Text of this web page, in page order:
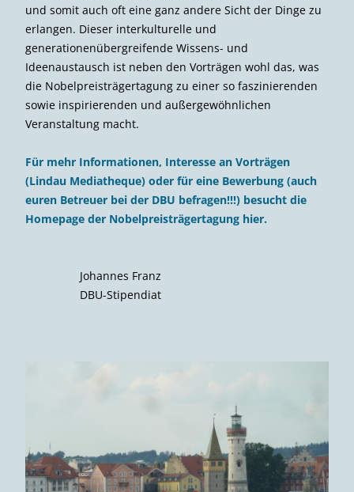
und somit auch oft eine ganz andere Sicht der Dinge zu
erlangen. Dieser interkulturelle und
generationenübergreifende Wissens- und
Ideenaustausch ist neben den Vorträgen wohl das, was
die Nobelpreisträgertagung zu einer so faszinierenden
sowie inspirierenden und außergewöhnlichen
Veranstaltung macht.
Für mehr Informationen, Interesse an Vorträgen
(Lindau Mediatheque) oder für eine Bewerbung (auch
euren Betreuer bei der DBU befragen!!!) besucht die
Homepage der Nobelpreisträgertagung hier.
Johannes Franz
DBU-Stipendiat